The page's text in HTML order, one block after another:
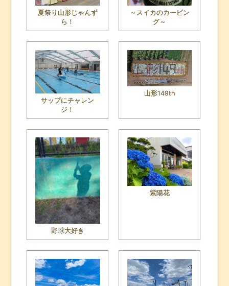
夏祭り山形じゃんず
ら！
～スイカのカービン
グ～
サップにチャレン
ジ！
山形149th
野球大好き
紫陽花